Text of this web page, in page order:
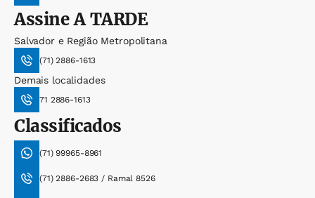
AssineA TARDE
Salvador e Região Metropolitana
(71) 2886-1613
Demais localidades
71 2886-1613
Classificados
(71) 99965-8961
(71) 2886-2683 / Ramal 8526